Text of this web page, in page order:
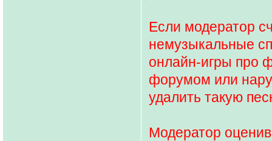
Если модератор
немузыкальные
онлайн-игры про
форумом или
удалить такую
Модератор